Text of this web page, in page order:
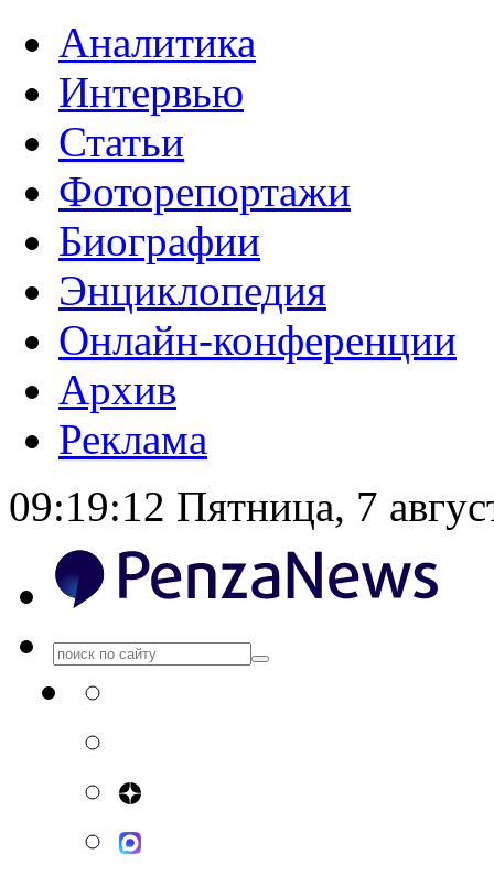
Аналитика
Интервью
Статьи
Фоторепортажи
Биографии
Энциклопедия
Онлайн-конференции
Архив
Реклама
09:19:13 Пятница, 7